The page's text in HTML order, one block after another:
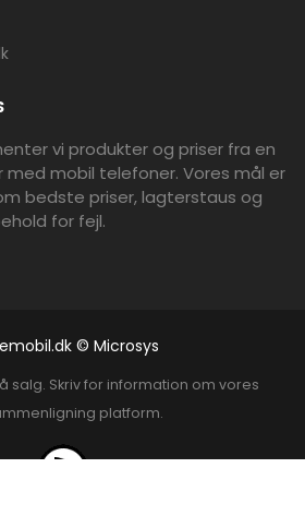
vi produkter og priser fra en
med mobil telefoner. Vores mål er
bedste priser, lagterstaus og
for fejl.
© Microsys
salg. Skriv for information om vores
platform.